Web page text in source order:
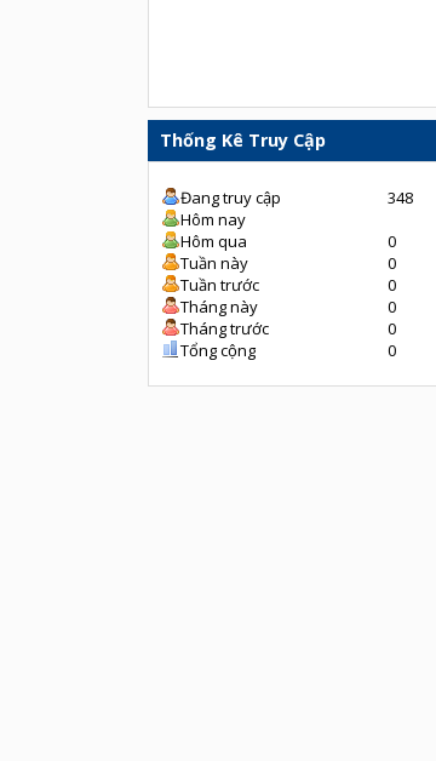
Thống Kê Truy Cập
Đang truy cập
348
Hôm nay
Hôm qua
0
Tuần này
0
Tuần trước
0
Tháng này
0
Tháng trước
0
Tổng cộng
0